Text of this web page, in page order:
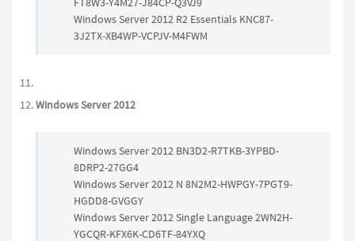
Windows Server 2012 R2 Essentials KNC87-
3J2TX-XB4WP-VCPJV-M4FWM
Windows Server 2012
Windows Server 2012 BN3D2-R7TKB-3YPBD-
8DRP2-27GG4
Windows Server 2012 N 8N2M2-HWPGY-7PGT9-
HGDD8-GVGGY
Windows Server 2012 Single Language 2WN2H-
YGCQR-KFX6K-CD6TF-84YXQ